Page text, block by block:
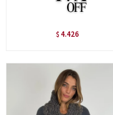
$ 4.426